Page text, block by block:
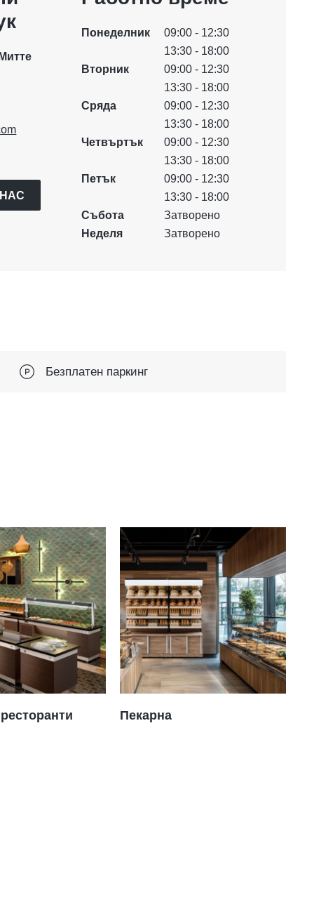
Понеделник
09:00 - 12:30
13:30 - 18:00
Вторник
09:00 - 12:30
13:30 - 18:00
Сряда
09:00 - 12:30
13:30 - 18:00
Четвъртък
09:00 - 12:30
13:30 - 18:00
Петък
09:00 - 12:30
13:30 - 18:00
Събота
Затворено
Неделя
Затворено
Безплатен паркинг
Пекарна